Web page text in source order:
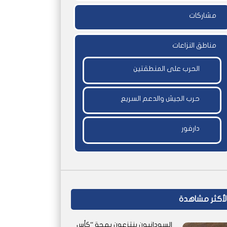
مشاركات
مناطق النزاعات
الحرب على المنطقتين
حرب الجيش والدعم السريع
دارفور
مشاهدة
السودانيون ينتزعون بهجة “كأس